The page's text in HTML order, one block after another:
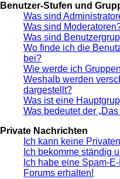
Benutzer-Stufen und
Was sind
Was sind
Was sind
Wo finde ich die
bei?
Wie werde ich
Weshalb werden
dargestellt?
Was ist eine
Was bedeutet der
Private Nachrichten
Ich kann keine
Ich bekomme ständig
Ich habe eine Spam-
Forums erhalten!